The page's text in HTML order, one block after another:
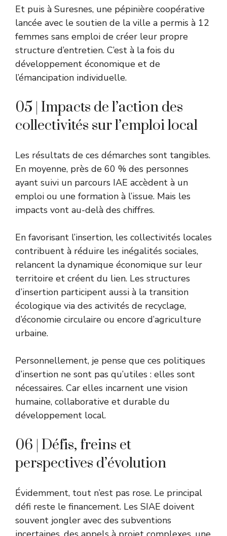
Et puis à Suresnes, une pépinière coopérative
lancée avec le soutien de la ville a permis à 12
femmes sans emploi de créer leur propre
structure d’entretien. C’est à la fois du
développement économique et de
l’émancipation individuelle.
05 | Impacts de l’action des
collectivités sur l’emploi local
Les résultats de ces démarches sont tangibles.
En moyenne, près de 60 % des personnes
ayant suivi un parcours IAE accèdent à un
emploi ou une formation à l’issue. Mais les
impacts vont au-delà des chiffres.
En favorisant l’insertion, les collectivités locales
contribuent à réduire les inégalités sociales,
relancent la dynamique économique sur leur
territoire et créent du lien. Les structures
d’insertion participent aussi à la transition
écologique via des activités de recyclage,
d’économie circulaire ou encore d’agriculture
urbaine.
Personnellement, je pense que ces politiques
d’insertion ne sont pas qu’utiles : elles sont
nécessaires. Car elles incarnent une vision
humaine, collaborative et durable du
développement local.
06 | Défis, freins et
perspectives d’évolution
Évidemment, tout n’est pas rose. Le principal
défi reste le financement. Les SIAE doivent
souvent jongler avec des subventions